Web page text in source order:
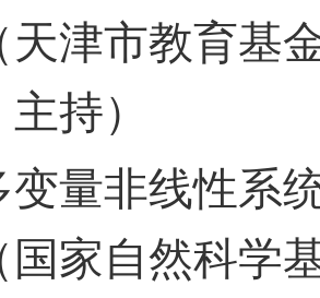
天津市教育基
持）
变量非线性系
国家自然科学